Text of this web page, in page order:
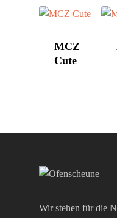
MCZ
Cute
Wir stehen für die